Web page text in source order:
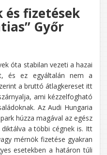
és fizetések
Győr
óta stabilan vezeti a hazai
és ez egyáltalán nem a
a bruttó átlagkereset itt
ami kézzelfogható
Az Audi Hungaria
húzza magával az egész
a többi cégnek is. Itt
mérnök fizetése gyakran
esetekben a határon túli